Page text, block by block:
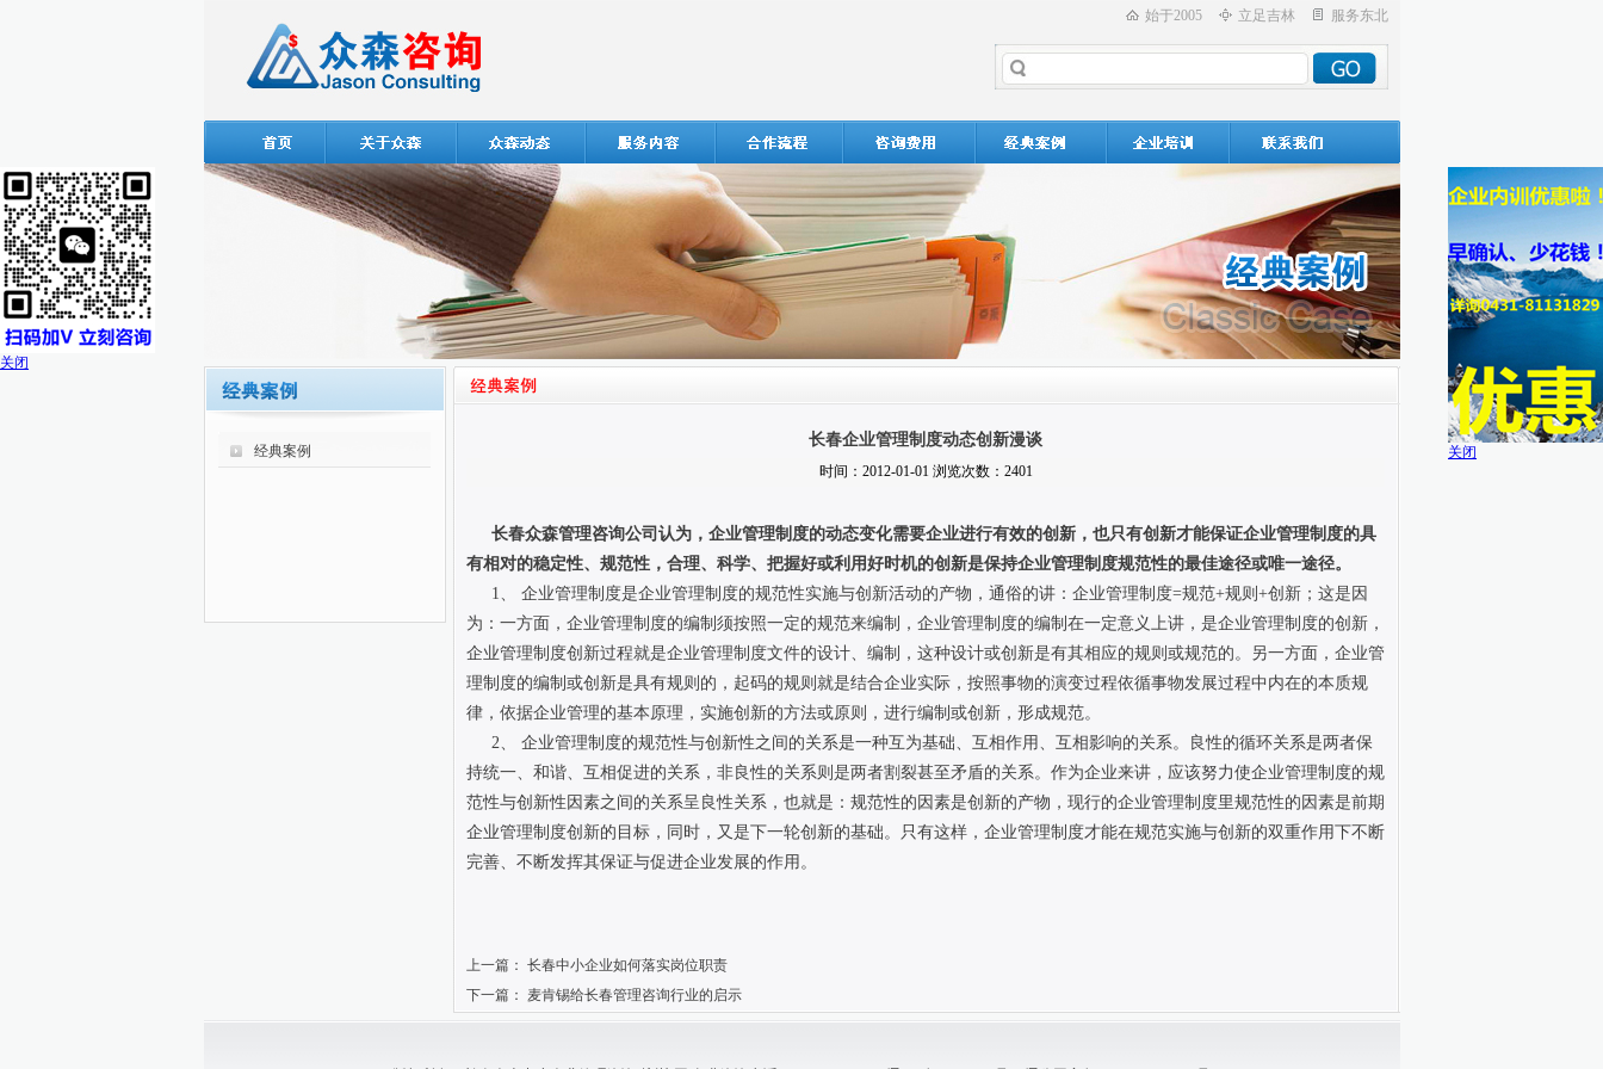
始于2005 立足吉林 服务东北
经典案例
长春企业管理制度动态创新漫谈
时间：2012-01-01 浏览次数：2401
长春众森管理咨询公司认为，企业管理制度的动态变化需要企业进行有效的创新，也只有创新才能保证企业管理制度的具
有相对的稳定性、规范性，合理、科学、把握好或利用好时机的创新是保持企业管理制度规范性的最佳途径或唯一途径。
1、 企业管理制度是企业管理制度的规范性实施与创新活动的产物，通俗的讲：企业管理制度=规范+规则+创新；这是因
为：一方面，企业管理制度的编制须按照一定的规范来编制，企业管理制度的编制在一定意义上讲，是企业管理制度的创新，
企业管理制度创新过程就是企业管理制度文件的设计、编制，这种设计或创新是有其相应的规则或规范的。另一方面，企业管
理制度的编制或创新是具有规则的，起码的规则就是结合企业实际，按照事物的演变过程依循事物发展过程中内在的本质规
律，依据企业管理的基本原理，实施创新的方法或原则，进行编制或创新，形成规范。
2、 企业管理制度的规范性与创新性之间的关系是一种互为基础、互相作用、互相影响的关系。良性的循环关系是两者保
持统一、和谐、互相促进的关系，非良性的关系则是两者割裂甚至矛盾的关系。作为企业来讲，应该努力使企业管理制度的规
范性与创新性因素之间的关系呈良性关系，也就是：规范性的因素是创新的产物，现行的企业管理制度里规范性的因素是前期
企业管理制度创新的目标，同时，又是下一轮创新的基础。只有这样，企业管理制度才能在规范实施与创新的双重作用下不断
完善、不断发挥其保证与促进企业发展的作用。
上一篇： 长春中小企业如何落实岗位职责
下一篇： 麦肯锡给长春管理咨询行业的启示
关闭
关闭